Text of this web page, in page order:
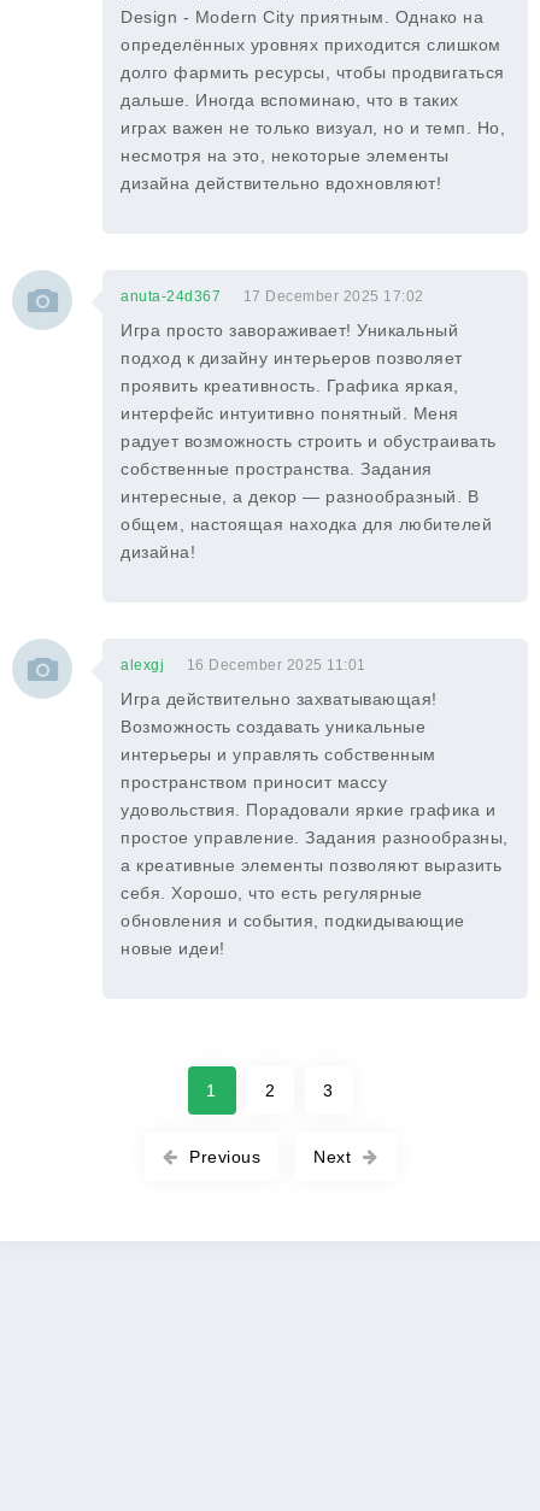
Design - Modern City приятным. Однако на
определённых уровнях приходится слишком
долго фармить ресурсы, чтобы продвигаться
дальше. Иногда вспоминаю, что в таких
играх важен не только визуал, но и темп. Но,
несмотря на это, некоторые элементы
дизайна действительно вдохновляют!
anuta-24d367 17 December 2025 17:02
Игра просто завораживает! Уникальный
подход к дизайну интерьеров позволяет
проявить креативность. Графика яркая,
интерфейс интуитивно понятный. Меня
радует возможность строить и обустраивать
собственные пространства. Задания
интересные, а декор — разнообразный. В
общем, настоящая находка для любителей
дизайна!
alexgj 16 December 2025 11:01
Игра действительно захватывающая!
Возможность создавать уникальные
интерьеры и управлять собственным
пространством приносит массу
удовольствия. Порадовали яркие графика и
простое управление. Задания разнообразны,
а креативные элементы позволяют выразить
себя. Хорошо, что есть регулярные
обновления и события, подкидывающие
новые идеи!
Previous
1 2 3
Next